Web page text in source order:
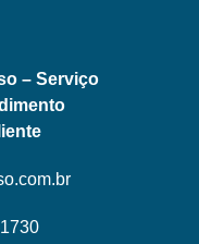
– Serviço